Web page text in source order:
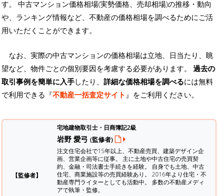
す。 中古マンション価格相場(実勢価格、売却相場)の推移・動向
や、ランキング情報など、不動産の価格相場を調べるためにご活
用いただくことができます。
なお、実際の中古マンションの価格相場は立地、日当たり、眺
望など、物件ごとの個別要因を考慮する必要があります。 過去の
取引事例を簡単に入手したり、 詳細な価格相場を調べるには無料
で利用できる『不動産一括査定サイト 』をご利用ください。
【監修者】
宅地建物取引士・日商簿記2級
岩野 愛弓 (監修者)
注文住宅会社で15年以上、不動産売買、建築デザイン企
画、営業企画等に従事。 主に土地や中古住宅の売買契
約、金融・司法書士手続きを経験。 自身でも土地、中古
住宅、商業施設等の売買経験あり。 2016年より住宅・不
動産専門ライターとしても活動中。 多数の不動産メディ
アで執筆・監修。